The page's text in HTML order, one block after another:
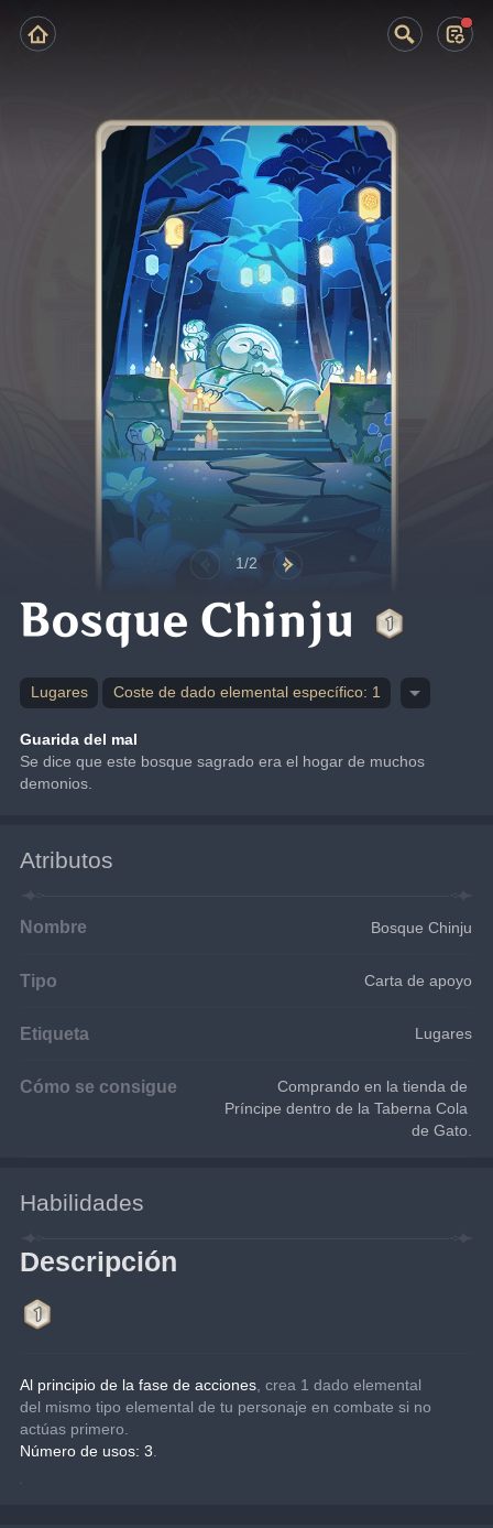
1/2
Bosque Chinju
Lugares Coste de dado elemental específico: 1
Guarida del mal
Se dice que este bosque sagrado era el hogar de muchos
demonios.
Atributos
Nombre Bosque Chinju
Tipo Carta de apoyo
Etiqueta Lugares
Cómo se consigue
Comprando en la tienda de
Príncipe dentro de la Taberna Cola
de Gato.
Habilidades
Descripción
Al principio de la fase de acciones , crea 1 dado elemental
del mismo tipo elemental de tu personaje en combate si no
actúas primero.
Número de usos: 3